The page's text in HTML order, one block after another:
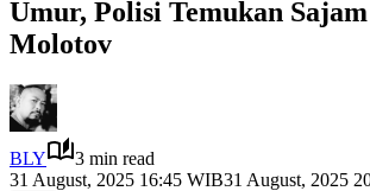
Umur, Polisi Temukan
Molotov
BLY
3 min read
31 August, 2025 16:45 WIB31 August, 2025